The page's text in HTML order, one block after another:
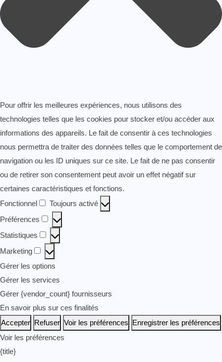
Pour offrir les meilleures expériences, nous utilisons des
technologies telles que les cookies pour stocker et/ou accéder aux
informations des appareils. Le fait de consentir à ces technologies
nous permettra de traiter des données telles que le comportement de
navigation ou les ID uniques sur ce site. Le fait de ne pas consentir
ou de retirer son consentement peut avoir un effet négatif sur
certaines caractéristiques et fonctions.
Fonctionnel
Fonctionnel
Toujours activé
Préférences
Préférences
Statistiques
Statistiques
Marketing
Marketing
Gérer les options
Gérer les services
Gérer {vendor_count} fournisseurs
En savoir plus sur ces finalités
Accepter Refuser Voir les préférences Enregistrer les préférences
Voir les préférences
{title}